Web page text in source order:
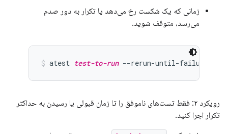
زمانی که یک شکست رخ می‌دهد یا تکرار به دور صدم
می‌رسد، متوقف شوید.
atest test-to-run --rerun-until-failure 100
رویکرد ۲: فقط تست‌های ناموفق را تا زمان قبولی یا رسیدن به حداکثر
تکرار اجرا کنید.